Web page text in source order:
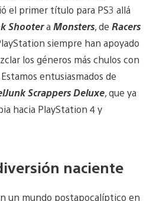
el primer título para PS3 allá
Shootera Monsters, de Racers
siempre han apoyado
los géneros más chulos con
entusiasmados de
Scrappers Deluxe, que ya
hacia PlayStation 4 y
naciente
un mundo postapocalíptico en